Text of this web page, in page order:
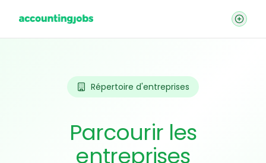
Répertoire d'entreprises
Parcourir les
entreprises